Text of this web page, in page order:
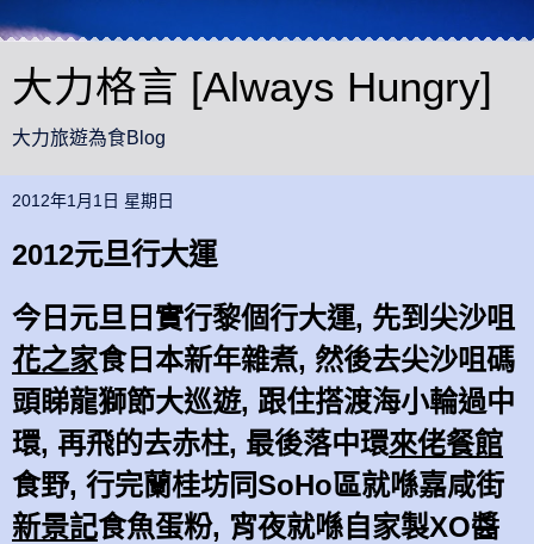
大力格言 [Always Hungry]
大力旅遊為食Blog
2012年1月1日 星期日
2012元旦行大運
今日元旦日實行黎個行大運, 先到尖沙咀
花之家食日本新年雜煮, 然後去尖沙咀碼
頭睇龍獅節大巡遊, 跟住搭渡海小輪過中
環, 再飛的去赤柱, 最後落中環來佬餐館
食野, 行完蘭桂坊同SoHo區就喺嘉咸街
新景記食魚蛋粉, 宵夜就喺自家製XO醬